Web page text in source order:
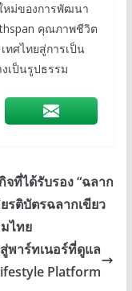
หม่ของการพัฒนา
คุณภาพชีวิต
ทศไทยสู่การเป็น
เป็นรูปธรรม
จที่ได้รับรอง “ฉลาก
รติบัตรฉลากเขียว
ไทย
พาร์ทเนอร์ที่ดูแล
Platform